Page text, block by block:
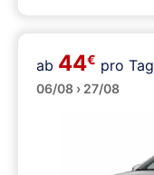
Große
ab 44€ pro Tag
06/08 › 27/08